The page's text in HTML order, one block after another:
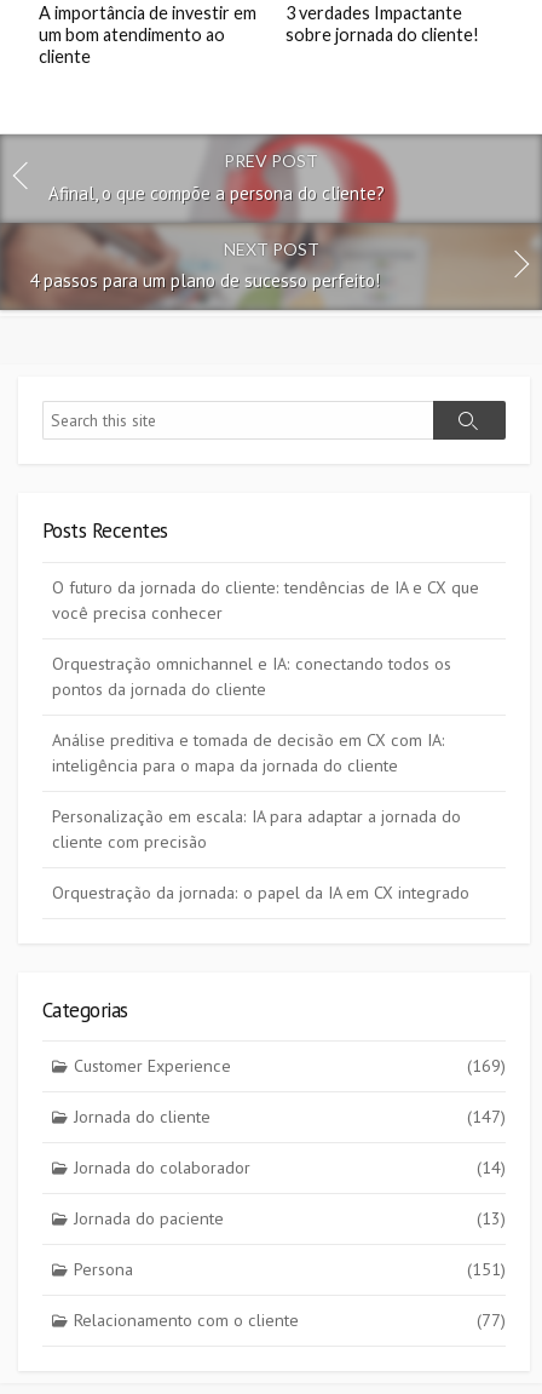
A importância de investir em
um bom atendimento ao
cliente
3 verdades Impactante
sobre jornada do cliente!
PREV POST
Afinal, o que compõe a persona do cliente?
NEXT POST
4 passos para um plano de sucesso perfeito!
Search
Search
Posts Recentes
O futuro da jornada do cliente: tendências de IA e CX que
você precisa conhecer
Orquestração omnichannel e IA: conectando todos os
pontos da jornada do cliente
Análise preditiva e tomada de decisão em CX com IA:
inteligência para o mapa da jornada do cliente
Personalização em escala: IA para adaptar a jornada do
cliente com precisão
Orquestração da jornada: o papel da IA em CX integrado
Categorias
Customer Experience (169)
Jornada do cliente (147)
Jornada do colaborador (14)
Jornada do paciente (13)
Persona (151)
Relacionamento com o cliente (77)